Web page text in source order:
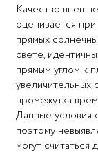
Качество
оценивается
прямых
свете,
прямым углом к
увеличительных
промежутка
Данные условия
поэтому
могут считаться